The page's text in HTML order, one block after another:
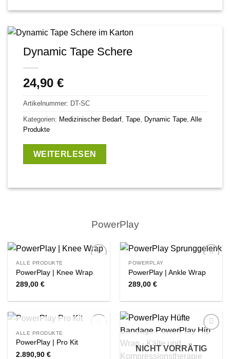
Dynamic Tape Schere
24,90 €
Artikelnummer: DT-SC
Kategorien: Medizinischer Bedarf, Tape, Dynamic Tape, Alle
Produkte
WEITERLESEN
PowerPlay
Wishlist
ALLE PRODUKTE
PowerPlay | Knee Wrap
289,00€
Wishlist
POWERPLAY
PowerPlay | Ankle Wrap
289,00€
NICHT VORRÄTIG
ALLE PRODUKTE
PowerPlay | Pro Kit
2.890,90€
Wishlist
NICHT VORRÄTIG